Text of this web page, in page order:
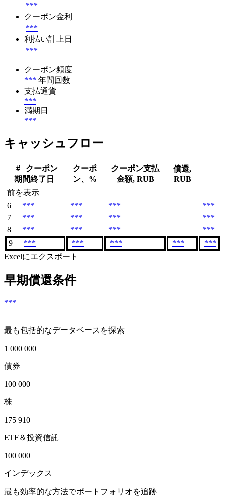
***
クーポン金利
***
利払い計上日
***
クーポン頻度
*** 年間回数
支払通貨
***
満期日
***
キャッシュフロー
#
クーポン
期間終了日
クーポ
ン、%
クーポン支払
金額, RUB
償還,
RUB
前を表示
6
*** *** ***
***
7
*** *** ***
***
8
*** *** ***
***
9
*** *** *** ***
***
Excelにエクスポート
早期償還条件
***
最も包括的なデータベースを探索
1 000 000
債券
100 000
株
175 910
ETF＆投資信託
100 000
インデックス
最も効率的な方法でポートフォリオを追跡